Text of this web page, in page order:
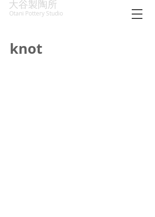
大谷製陶所
Otani Pottery Studio
knot